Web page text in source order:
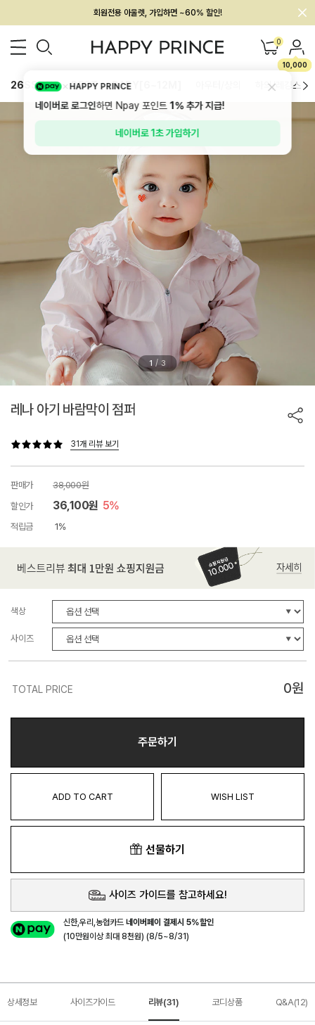
회원전용 아울렛, 가입하면 ~60% 할인!
멤버십 최대 28,000원 혜택 0
10,000
26SS 신상 BEST BABY[6~12M] 하의/레깅스
1 / 3
레나 아기 바람막이 점퍼
31개 리뷰 보기
판매가
38,000원
할인가
36,100원 5%
적립금 1%
색상
사이즈
TOTAL PRICE 0원
주문하기
ADD TO CART WISH LIST
선물하기
사이즈 가이드를 참고하세요!
신한,우리,농협카드네이버페이 결제시 5%할인
(10만원이상 최대 8천원) (8/5~8/31)
상세정보 사이즈가이드 리뷰(31) 코디상품 Q&A(12)
HAPPY PRINCE
네이버로 로그인하면 Npay 포인트1%추가 지급!
네이버로 1초 가입하기